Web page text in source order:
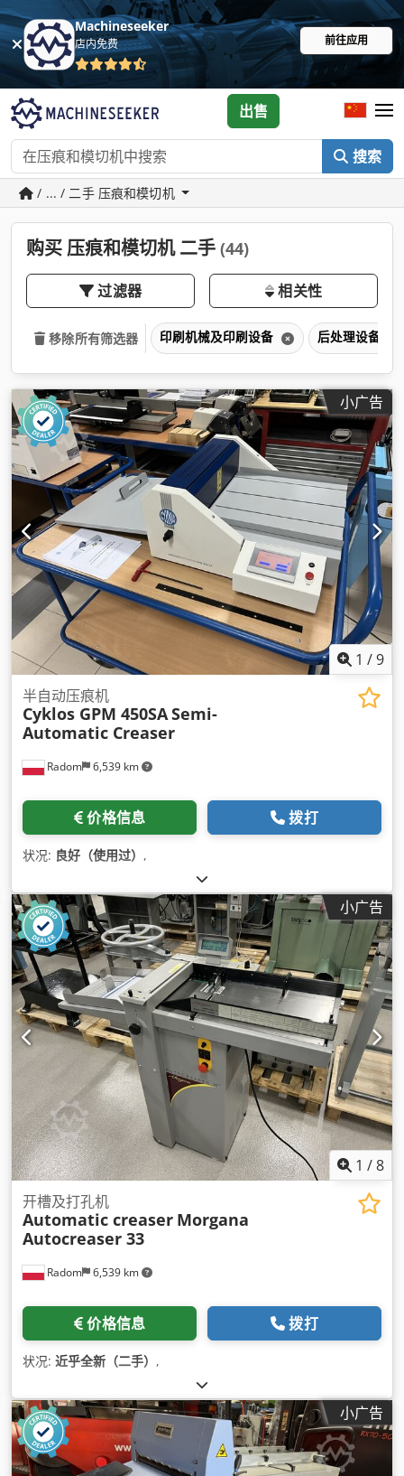
Machineseeker
店内免费 前往应用
搜索
出售
/ ... / 二手 压痕和模切机
购买 压痕和模切机 二手 (44)
过滤器 相关性
移除所有筛选器 印刷机械及印刷设备 后处理设备
小广告
1 /9
Radom 6,539 km
半自动压痕机
Cyklos GPM 450SASemi-
Automatic Creaser
价格信息 拨打
状况: 良好（使用过） ,
小广告
1 /8
Radom 6,539 km
开槽及打孔机
Automatic creaser Morgana
Autocreaser 33
价格信息 拨打
状况: 近乎全新（二手） ,
小广告